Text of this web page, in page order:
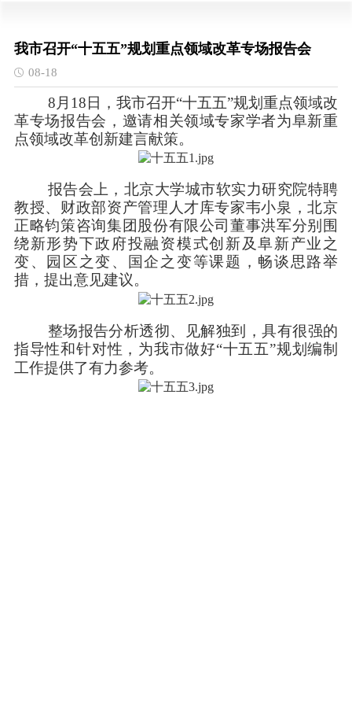
我市召开“十五五”规划重点领域改革专场报告会
08-18
8 月 18 日，我市召开“十五五”规划重点领域改
革专场报告会，邀请相关领域专家学者为阜新重
点领域改革创新建言献策。
报告会上，北京大学城市软实力研究院特聘
教授、财政部资产管理人才库专家韦小泉，北京
正略钧策咨询集团股份有限公司董事洪军分别围
绕新形势下政府投融资模式创新及阜新产业之
变、园区之变、国企之变等课题，畅谈思路举
措，提出意见建议。
整场报告分析透彻、见解独到，具有很强的
指导性和针对性，为我市做好“十五五”规划编制
工作提供了有力参考。